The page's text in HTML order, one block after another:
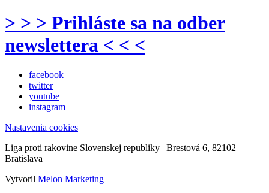
> > > Prihláste sa na odber
newslettera < < <
facebook
twitter
youtube
instagram
Nastavenia cookies
Liga proti rakovine Slovenskej republiky | Brestová 6, 82102
Bratislava
Vytvoril Melon Marketing